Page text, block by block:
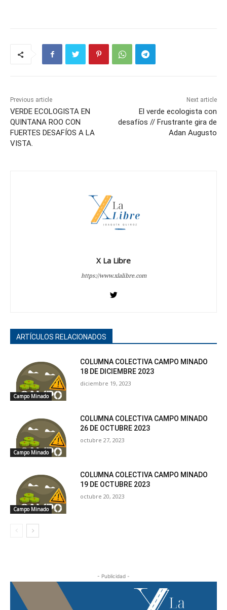
Previous article
VERDE ECOLOGISTA EN
QUINTANA ROO CON
FUERTES DESAFÍOS A LA
VISTA.
Next article
El verde ecologista con
desafíos // Frustrante gira de
Adan Augusto
X La Libre
https://www.xlalibre.com
ARTÍCULOS RELACIONADOS
Campo Minado
COLUMNA COLECTIVA CAMPO MINADO
18 DE DICIEMBRE 2023
diciembre 19, 2023
Campo Minado
COLUMNA COLECTIVA CAMPO MINADO
26 DE OCTUBRE 2023
octubre 27, 2023
Campo Minado
COLUMNA COLECTIVA CAMPO MINADO
19 DE OCTUBRE 2023
octubre 20, 2023
- Publicidad -